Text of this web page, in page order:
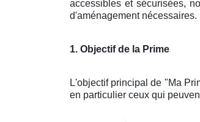
accessibles et sécurisées,
d'aménagement nécessaires.
1. Objectif de la Prime
L'objectif principal de "Ma
en particulier ceux qui